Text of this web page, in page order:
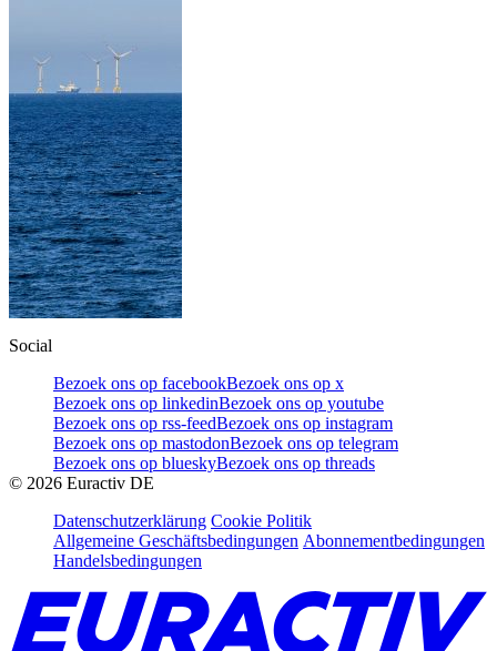
Social
Bezoek ons op facebookBezoek ons op x
Bezoek ons op linkedinBezoek ons op youtube
Bezoek ons op rss-feedBezoek ons op instagram
Bezoek ons op mastodonBezoek ons op telegram
Bezoek ons op blueskyBezoek ons op threads
© 2026 Euractiv DE
Datenschutzerklärung Cookie Politik
Allgemeine Geschäftsbedingungen Abonnementbedingungen
Handelsbedingungen